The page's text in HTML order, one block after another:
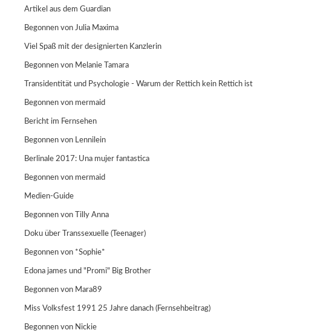
Artikel aus dem Guardian
Begonnen von Julia Maxima
Viel Spaß mit der designierten Kanzlerin
Begonnen von Melanie Tamara
Transidentität und Psychologie - Warum der Rettich kein Rettich ist
Begonnen von mermaid
Bericht im Fernsehen
Begonnen von Lennilein
Berlinale 2017: Una mujer fantastica
Begonnen von mermaid
Medien-Guide
Begonnen von Tilly Anna
Doku über Transsexuelle (Teenager)
Begonnen von *Sophie*
Edona james und "Promi" Big Brother
Begonnen von Mara89
Miss Volksfest 1991 25 Jahre danach (Fernsehbeitrag)
Begonnen von Nickie